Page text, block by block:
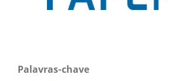
Palavras-chave